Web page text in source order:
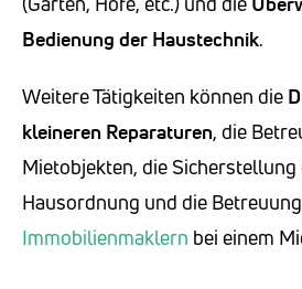
Bedienung der Haustechnik.
Weitere Tätigkeiten können die
kleineren Reparaturen, die
Mietobjekten, die
Hausordnung und die
Immobilienmaklern bei einem